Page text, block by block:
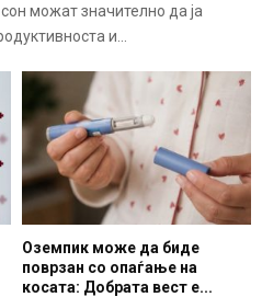
можат значително да ја
и...
Оземпик може да биде
поврзан со опаѓање на
косата: Добрата вест е...